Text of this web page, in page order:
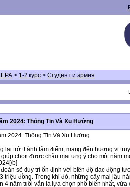
> 1-2 курс > Студент и армия
2024: Thông Tin Và Xu Hướng
2024: Thông Tin Và Xu Hướng
lại trở thành tâm điểm, mang đến hương vị
chọn được chậu mai ưng ý cho một năm
b]
sẽ duy trì ổn định với biên độ dao động
triệu đồng. Trong khi đó, những cây mai lâu
4 năm tuổi vẫn là lựa chọn phổ biến nhất,